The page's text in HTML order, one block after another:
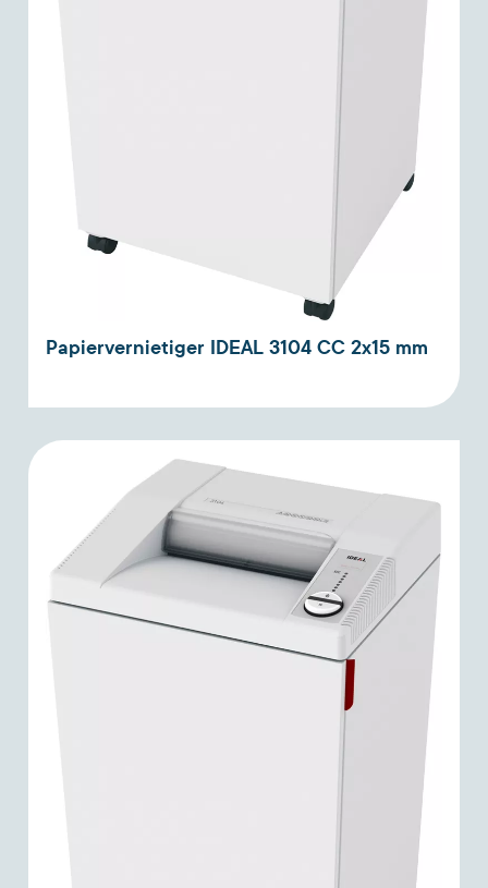
Papiervernietiger IDEAL 3104 CC 2x15 mm